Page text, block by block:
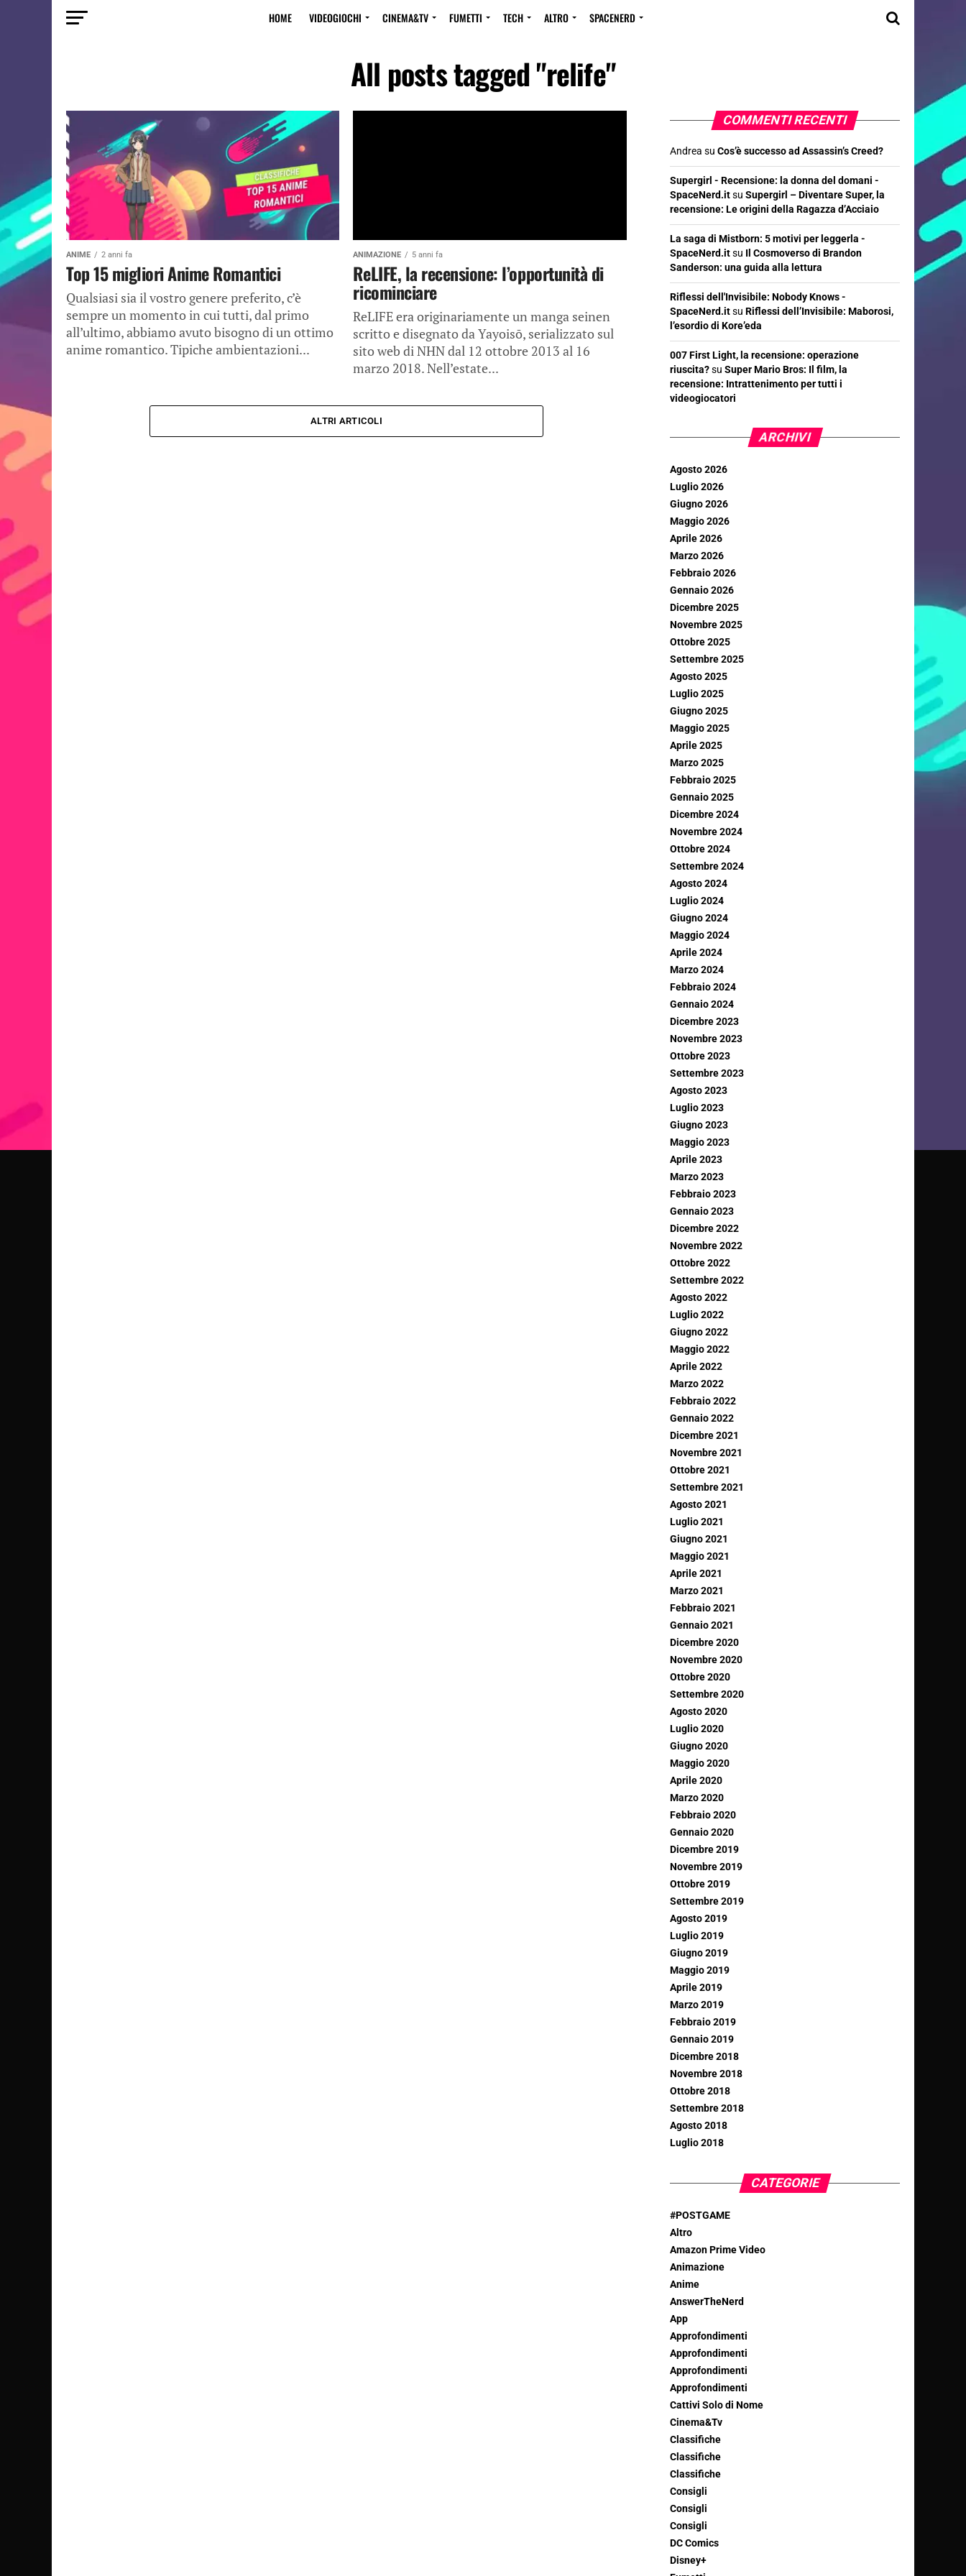
HOME VIDEOGIOCHI CINEMA&TV FUMETTI TECH ALTRO SPACENERD
All posts tagged "relife"
ANIME 2 anni fa
Top 15 migliori Anime Romantici
Qualsiasi sia il vostro genere preferito, c’è
sempre un momento in cui tutti, dal primo
all’ultimo, abbiamo avuto bisogno di un ottimo
anime romantico. Tipiche ambientazioni...
ANIMAZIONE 5 anni fa
ReLIFE, la recensione: l’opportunità di
ricominciare
ReLIFE era originariamente un manga seinen
scritto e disegnato da Yayoisō, serializzato sul
sito web di NHN dal 12 ottobre 2013 al 16
marzo 2018. Nell’estate...
ALTRI ARTICOLI
COMMENTI RECENTI
Andrea su Cos’è successo ad Assassin’s Creed?
Supergirl - Recensione: la donna del domani -
SpaceNerd.itsu Supergirl – Diventare Super, la
recensione: Le origini della Ragazza d’Acciaio
La saga di Mistborn: 5 motivi per leggerla -
SpaceNerd.itsu Il Cosmoverso di Brandon
Sanderson: una guida alla lettura
Riflessi dell'Invisibile: Nobody Knows -
SpaceNerd.itsu Riflessi dell’Invisibile: Maborosi,
l’esordio di Kore’eda
007 First Light, la recensione: operazione
riuscita?su Super Mario Bros: Il film, la
recensione: Intrattenimento per tutti i
videogiocatori
ARCHIVI
Agosto 2026
Luglio 2026
Giugno 2026
Maggio 2026
Aprile 2026
Marzo 2026
Febbraio 2026
Gennaio 2026
Dicembre 2025
Novembre 2025
Ottobre 2025
Settembre 2025
Agosto 2025
Luglio 2025
Giugno 2025
Maggio 2025
Aprile 2025
Marzo 2025
Febbraio 2025
Gennaio 2025
Dicembre 2024
Novembre 2024
Ottobre 2024
Settembre 2024
Agosto 2024
Luglio 2024
Giugno 2024
Maggio 2024
Aprile 2024
Marzo 2024
Febbraio 2024
Gennaio 2024
Dicembre 2023
Novembre 2023
Ottobre 2023
Settembre 2023
Agosto 2023
Luglio 2023
Giugno 2023
Maggio 2023
Aprile 2023
Marzo 2023
Febbraio 2023
Gennaio 2023
Dicembre 2022
Novembre 2022
Ottobre 2022
Settembre 2022
Agosto 2022
Luglio 2022
Giugno 2022
Maggio 2022
Aprile 2022
Marzo 2022
Febbraio 2022
Gennaio 2022
Dicembre 2021
Novembre 2021
Ottobre 2021
Settembre 2021
Agosto 2021
Luglio 2021
Giugno 2021
Maggio 2021
Aprile 2021
Marzo 2021
Febbraio 2021
Gennaio 2021
Dicembre 2020
Novembre 2020
Ottobre 2020
Settembre 2020
Agosto 2020
Luglio 2020
Giugno 2020
Maggio 2020
Aprile 2020
Marzo 2020
Febbraio 2020
Gennaio 2020
Dicembre 2019
Novembre 2019
Ottobre 2019
Settembre 2019
Agosto 2019
Luglio 2019
Giugno 2019
Maggio 2019
Aprile 2019
Marzo 2019
Febbraio 2019
Gennaio 2019
Dicembre 2018
Novembre 2018
Ottobre 2018
Settembre 2018
Agosto 2018
Luglio 2018
CATEGORIE
#POSTGAME
Altro
Amazon Prime Video
Animazione
Anime
AnswerTheNerd
App
Approfondimenti
Approfondimenti
Approfondimenti
Approfondimenti
Cattivi Solo di Nome
Cinema&Tv
Classifiche
Classifiche
Classifiche
Consigli
Consigli
Consigli
DC Comics
Disney+